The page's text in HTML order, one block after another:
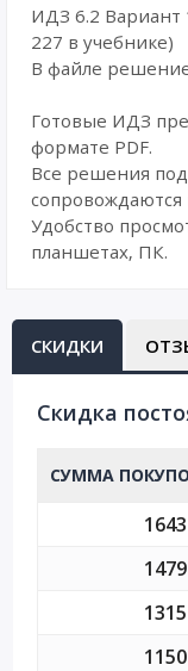
ИДЗ 6.2 Вариант
227 в учебнике)
В файле
Готовые ИДЗ
формате PDF.
Все решения
сопровождаются
Удобство
планшетах, ПК.
СКИДКИ
Cкидка
СУММА